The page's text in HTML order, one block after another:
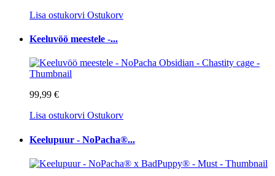
Lisa ostukorvi Ostukorv
Keeluvöö meestele -...
99,99 €
Lisa ostukorvi Ostukorv
Keelupuur - NoPacha®...